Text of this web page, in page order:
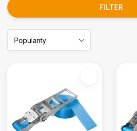
FILTER